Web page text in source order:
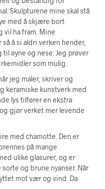
Skulpturene mine skal stå
med å skjære bort
vil ha fram. Mine
å si aldri verken hender,
øyne og nese. Jeg prøver
som mulig.
jeg maler, skriver og
keramiske kunstverk med
lys tilfører en ekstra
gjør verket mer levende
med chamotte. Den er
på mange
ulike glasurer, og er
og brune nyanser. Når
mot vær og vind. Da